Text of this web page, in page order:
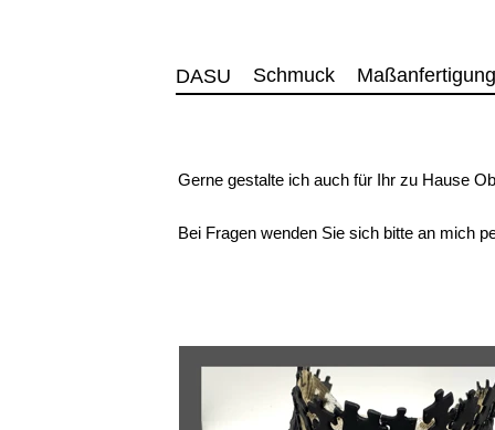
DASU Schmuck Maßanfertigung
Gerne gestalte ich auch für Ihr zu Hause
Bei Fragen wenden Sie sich bitte an mich